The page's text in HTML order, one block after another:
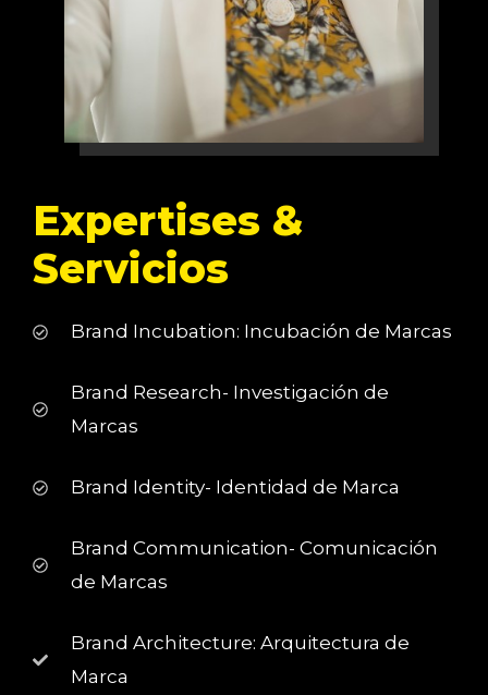
Expertises &
Servicios
Brand Incubation: Incubación de Marcas
Brand Research- Investigación de
Marcas
Brand Identity- Identidad de Marca
Brand Communication- Comunicación
de Marcas
Brand Architecture: Arquitectura de
Marca